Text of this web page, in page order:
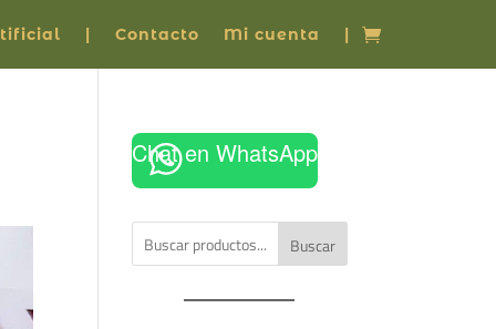
| Contacto Mi cuenta |
Chat en WhatsApp
Buscar